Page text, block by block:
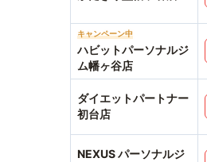
キャンペーン中
ハビットパーソナルジ
ム幡ヶ谷店
ダイエットパートナー
初台店
NEXUS パーソナルジ